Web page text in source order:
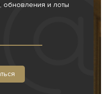
обновления и лоты